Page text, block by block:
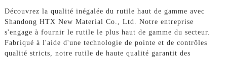
Découvrez la qualité inégalée du rutile haut de gamme avec
Shandong HTX New Material Co., Ltd. Notre entreprise
s'engage à fournir le rutile le plus haut de gamme du secteur.
Fabriqué à l'aide d'une technologie de pointe et de contrôles
qualité stricts, notre rutile de haute qualité garantit des